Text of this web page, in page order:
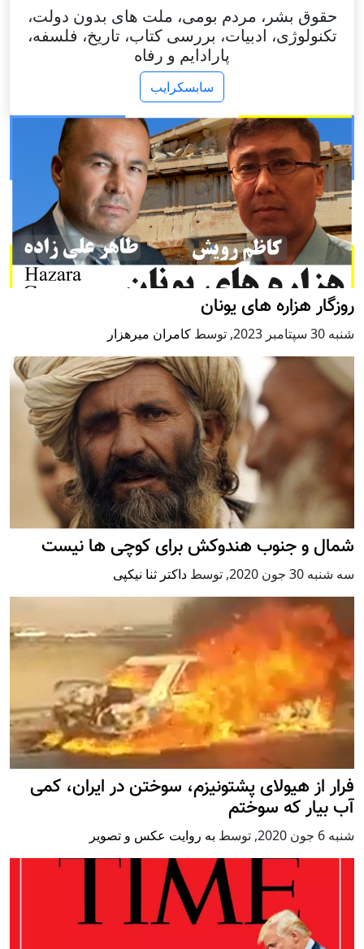
حقوق بشر، مردم بومی، ملت های بدون دولت،
تکنولوژی، ادبیات، بررسی کتاب، تاریخ، فلسفه،
پارادایم و رفاه
سابسکرایب
روزگار هزاره های یونان
شنبه 30 سپتامبر 2023 , توسط کامران میرهزار
شمال و جنوب هندوکش برای کوچی ها نیست
سه شنبه 30 جون 2020 , توسط داکتر ثنا نیکپی
فرار از هیولای پشتونیزم، سوختن در ایران، کمی
آب بیار که سوختم
شنبه 6 جون 2020 , توسط به روایت عکس و تصویر